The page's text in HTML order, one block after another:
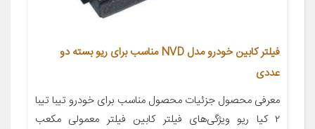
فیلتر کابین خودرو مدل NVD مناسب برای ریو بسته دو
عددی
معرفی محصول جزئیات محصول مناسب برای خودرو تیبا تیبا
۲ کیا ریو ویژگی‌های فیلتر کابین فیلتر معمولی مکعب